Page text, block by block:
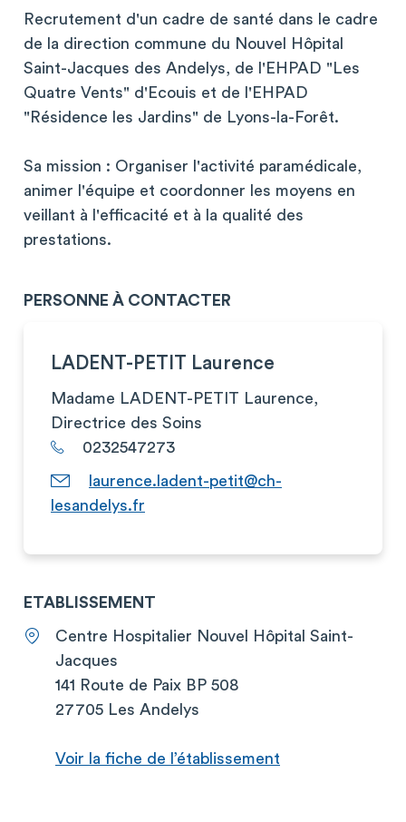
Recrutement d'un cadre de santé dans le cadre
de la direction commune du Nouvel Hôpital
Saint-Jacques des Andelys, de l'EHPAD "Les
Quatre Vents" d'Ecouis et de l'EHPAD
"Résidence les Jardins" de Lyons-la-Forêt.
Sa mission : Organiser l'activité paramédicale,
animer l'équipe et coordonner les moyens en
veillant à l'efficacité et à la qualité des
prestations.
PERSONNE À CONTACTER
LADENT-PETIT Laurence
Madame LADENT-PETIT Laurence,
Directrice des Soins
0232547273
laurence.ladent-petit@ch-
lesandelys.fr
ETABLISSEMENT
Centre Hospitalier Nouvel Hôpital Saint-
Jacques
141 Route de Paix BP 508
27705 Les Andelys
Voir la fiche de l’établissement